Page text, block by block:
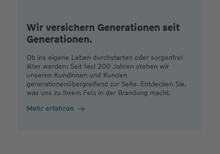
Wir versichern Generationen seit
Generationen.
Ob ins eigene Leben durchstarten oder sorgenfrei
älter werden: Seit fast 200 Jahren stehen wir
unseren Kundinnen und Kunden
generationenübergreifend zur Seite. Entdecken Sie,
was uns zu Ihrem Fels in der Brandung macht.
Mehr erfahren